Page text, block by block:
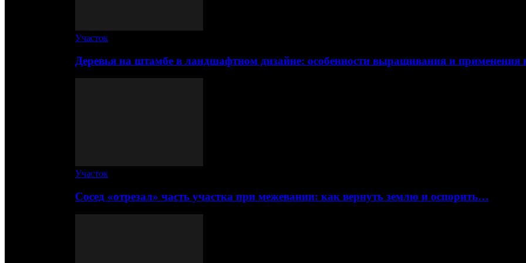
Участок
Деревья на штамбе в ландшафтном дизайне: особенности выращивания и
Участок
Сосед «отрезал» часть участка при межевании: как вернуть землю и оспорить…